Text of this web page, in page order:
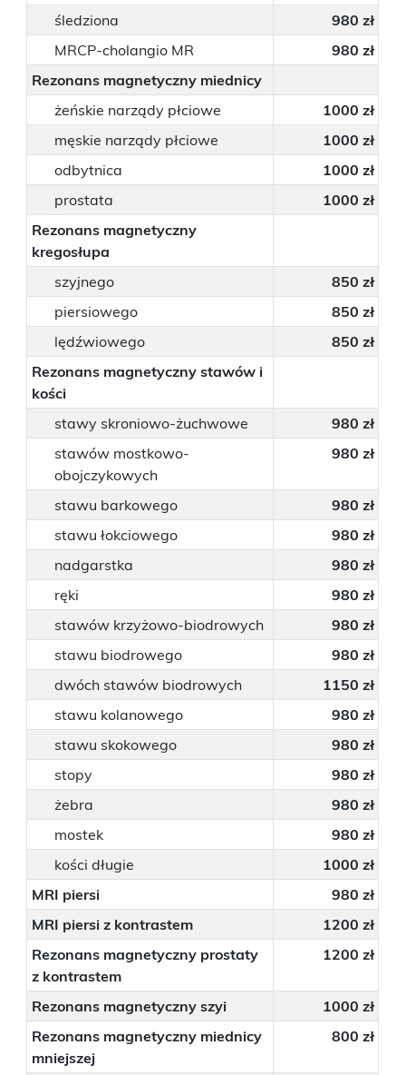
Bezpłatne badania laboratoryjne
przez cały okres trwania ciąży
Pracownia Mammografii
bezpłatne badanie piersi
Badania prenatalne
wczesna diagnostyka
Przyjęcie do szpitala
Bądź przygotowany
śledziona
980 zł
MRCP-cholangio MR
980 zł
Rezonans magnetyczny miednicy
żeńskie narządy płciowe
1000 zł
męskie narządy płciowe
1000 zł
odbytnica
1000 zł
prostata
1000 zł
Rezonans magnetyczny
kregosłupa
szyjnego
850 zł
piersiowego
850 zł
lędźwiowego
850 zł
Rezonans magnetyczny stawów i
kości
stawy skroniowo-żuchwowe
980 zł
stawów mostkowo-
obojczykowych
980 zł
stawu barkowego
980 zł
stawu łokciowego
980 zł
nadgarstka
980 zł
ręki
980 zł
stawów krzyżowo-biodrowych
980 zł
stawu biodrowego
980 zł
dwóch stawów biodrowych
1150 zł
stawu kolanowego
980 zł
stawu skokowego
980 zł
stopy
980 zł
żebra
980 zł
mostek
980 zł
kości długie
1000 zł
MRI piersi
980 zł
MRI piersi z kontrastem
1200 zł
Rezonans magnetyczny prostaty
z kontrastem
1200 zł
Rezonans magnetyczny szyi
1000 zł
Rezonans magnetyczny miednicy
mniejszej
800 zł